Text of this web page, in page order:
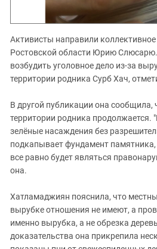
Активисты направили
Ростовской области Юрию
возбудить уголовное дело из-за
территории родника Сурб Хач,
В другой публикации она сообщила,
территории родника продолжается.
зелёные насаждения без
подкапывает фундамент памятника,
все равно будет являться
она.
Хатламаджиян пояснила, что
вырубке отношения не имеют, а
именно вырубка, а не обрезка
доказательства она прикрепила